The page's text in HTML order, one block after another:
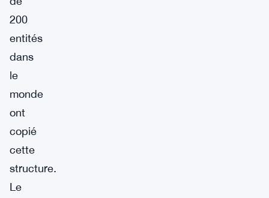
200
entités
dans
le
monde
ont
copié
cette
structure.
Le